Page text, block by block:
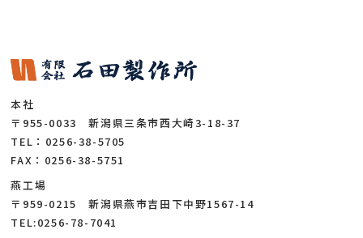
本社
〒955-0033 新潟県三条市西大崎3-18-37
TEL：0256-38-5705
FAX：0256-38-5751
燕工場
〒959-0215 新潟県燕市吉田下中野1567-14
TEL:0256-78-7041